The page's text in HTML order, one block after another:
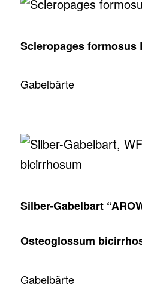
Scleropages formosus
Gabelbärte
Silber-Gabelbart
Osteoglossum
Gabelbärte